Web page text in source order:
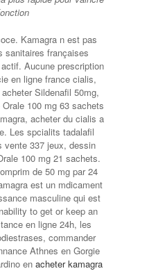
Kamagra n est pas
sanitaires françaises
Aucune prescription
en ligne france cialis,
Sildenafil 50mg,
100 mg 63 sachets
acheter du cialis a
Les spcialits tadalafil
vente 337 jeux, dessin
100 mg 21 sachets.
de 50 mg par 24
est un mdicament
masculine qui est
to get or keep an
en ligne 24h, les
commander
Athnes en Gorgie
en acheter kamagra